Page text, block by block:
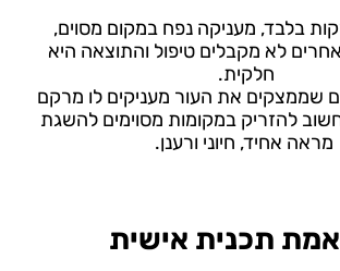
בלבד, מעניקה נפח במקום מסוים,
לא מקבלים טיפול והתוצאה היא
חלקית.
שממצקים את העור מעניקים לו מרקם
להזריק במקומות מסוימים להשגת
מראה אחיד, חיוני ורענן.
תכנית אישית